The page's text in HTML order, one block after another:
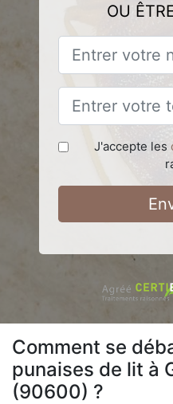
OU
J'accepte les
Comment se
punaises de lit à
(90600) ?